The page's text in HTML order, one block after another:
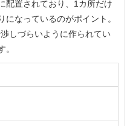
配置されており、1カ所だけ
なっているのがポイント。
しづらいように作られてい